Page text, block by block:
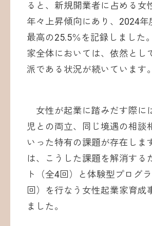
ると、新規開業者に占める女
年々上昇傾向にあり、2024年
最高の25.5％を記録しました
家全体においては、依然とし
派である状況が続いています。
女性が起業に踏みだす際に
児との両立、同じ境遇の相談
いった特有の課題が存在しま
は、こうした課題を解消する
ト（全4回）と体験型プログ
回）を行なう女性起業家育成
ました。